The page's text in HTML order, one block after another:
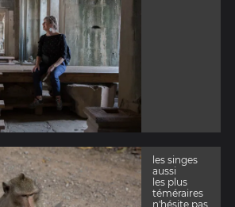
les singes
aussi
les plus
téméraires
n'hésite pas